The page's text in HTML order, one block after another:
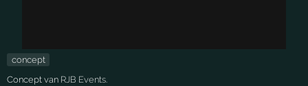
concept
Concept van RJB Events.